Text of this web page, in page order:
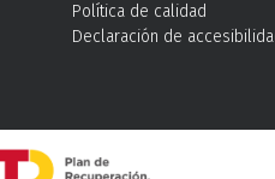
Política de calidad
Declaración de